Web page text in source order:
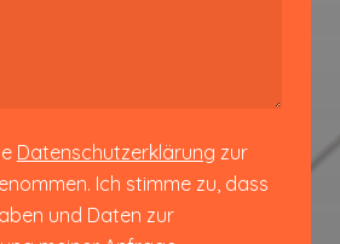
Datenschutzerklärung zur
Ich stimme zu, dass
und Daten zur